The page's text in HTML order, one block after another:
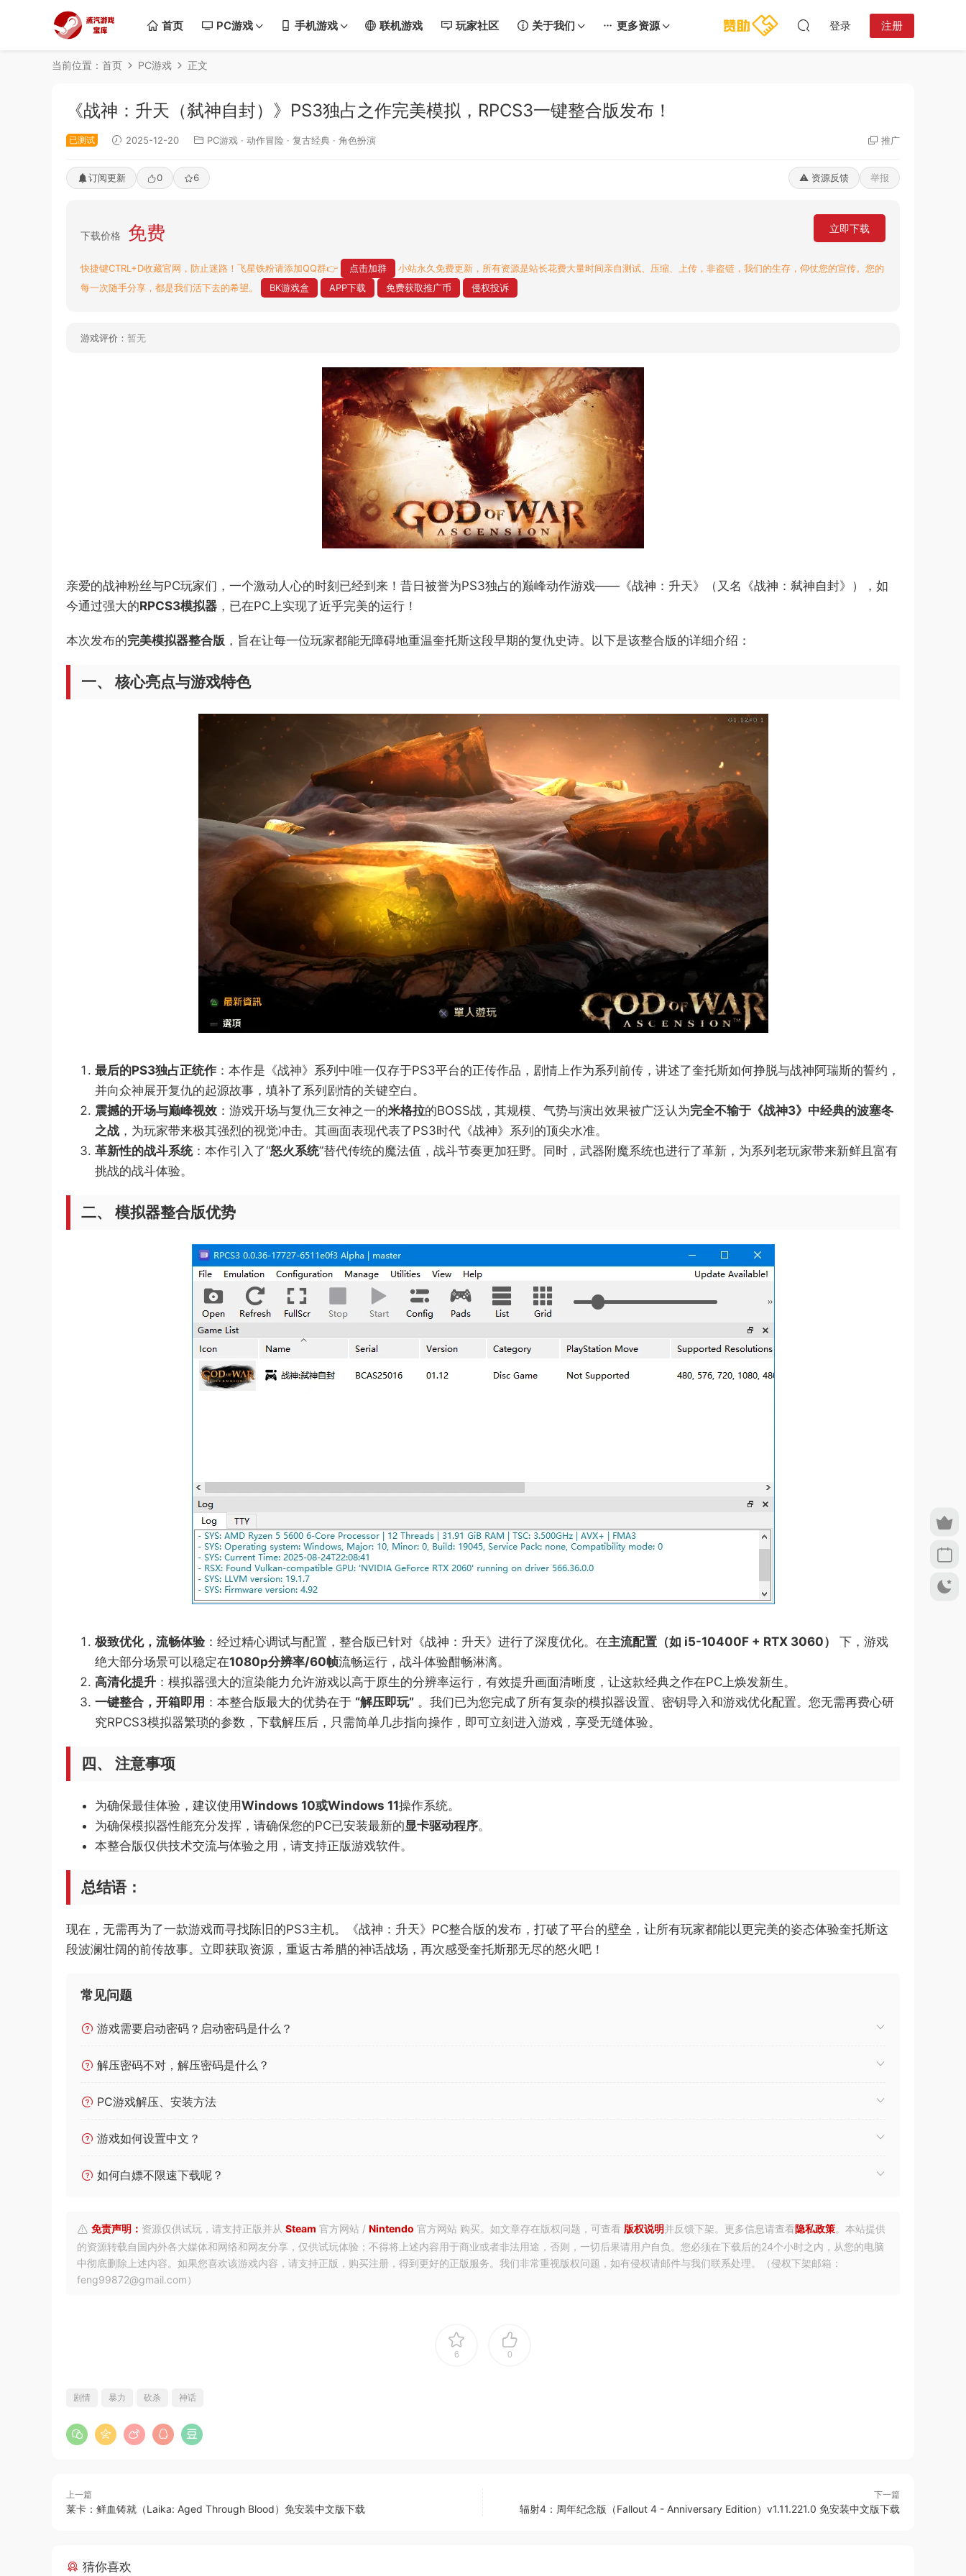
首页 PC游戏 手机游戏 联机游戏 玩家社区 关于我们 更多资源 登录 注册
当前位置： 首页 PC游戏 正文
《战神：升天（弑神自封）》PS3独占之作完美模拟，RPCS3一键整合版发布！​
已测试 2025-12-20 PC游戏 · 动作冒险 · 复古经典 · 角色扮演 推广
订阅更新 0 6 ⚠️ 资源反馈 举报
下载价格 免费 立即下载
快捷键CTRL+D收藏官网，防止迷路！飞星铁粉请添加QQ群👉 点击加群
小站永久免费更新，所有资源是站长花费大量时间亲自测试、压缩、上传，非盗链，我们的生存，仰仗您的宣传。您的
每一次随手分享，都是我们活下去的希望。
BK游戏盒 APP下载 免费获取推广币 侵权投诉
游戏评价： 暂无
亲爱的战神粉丝与PC玩家们，一个激动人心的时刻已经到来！昔日被誉为PS3独占的巅峰动作游戏——《战神：升天》（又名《战神：弑神自封》），如
今通过强大的​​RPCS3模拟器​ ​，已在PC上实现了近乎完美的运行！
本次发布的​​完美模拟器整合版​ ​，旨在让每一位玩家都能无障碍地重温奎托斯这段早期的复仇史诗。以下是该整合版的详细介绍：
​一、 核心亮点与游戏特色​
最后的PS3独占正统作​ ​：本作是《战神》系列中唯一仅存于PS3平台的正传作品，剧情上作为系列前传，讲述了奎托斯如何挣脱与战神阿瑞斯的誓约，
并向众神展开复仇的起源故事，填补了系列剧情的关键空白。
震撼的开场与巅峰视效​ ​：游戏开场与复仇三女神之一的​​米格拉​​的BOSS战，其规模、气势与演出效果被广泛认为​​完全不输于《战神3》中经典的波塞冬
之战​ ​，为玩家带来极其强烈的视觉冲击。其画面表现代表了PS3时代《战神》系列的顶尖水准。
革新性的战斗系统​​：本作引入了“​​怒火系统​​”替代传统的魔法值，战斗节奏更加狂野。同时，武器附魔系统也进行了革新，为系列老玩家带来新鲜且富有
挑战的战斗体验。
​二、 模拟器整合版优势​
极致优化，流畅体验​​：经过精心调试与配置，整合版已针对《战神：升天》进行了深度优化。在​​主流配置（如 i5-10400F + RTX 3060）​
​ 下，游戏
绝大部分场景可以稳定在​​1080p分辨率/60帧​​流畅运行，战斗体验酣畅淋漓。
高清化提升​ ​：模拟器强大的渲染能力允许游戏以高于原生的分辨率运行，有效提升画面清晰度，让这款经典之作在PC上焕发新生。
一键整合，开箱即用​ ​：本整合版最大的优势在于 ​ ​“解压即玩”​ ​ 。我们已为您完成了所有复杂的模拟器设置、密钥导入和游戏优化配置。您无需再费心研
究RPCS3模拟器繁琐的参数，下载解压后，只需简单几步指向操作，即可立刻进入游戏，享受无缝体验。
​四、 注意事项​
为确保最佳体验，建议使用​​Windows 10或Windows 11​​操作系统。
为确保模拟器性能充分发挥，请确保您的PC已安装最新的​​显卡驱动程序​​。
本整合版仅供技术交流与体验之用，请支持正版游戏软件。
​总结语：​
现在，无需再为了一款游戏而寻找陈旧的PS3主机。《战神：升天》PC整合版的发布，打破了平台的壁垒，让所有玩家都能以更完美的姿态体验奎托斯这
段波澜壮阔的前传故事。立即获取资源，重返古希腊的神话战场，再次感受奎托斯那无尽的怒火吧！
常见问题
游戏需要启动密码？启动密码是什么？
解压密码不对，解压密码是什么？
PC游戏解压、安装方法
游戏如何设置中文？
如何白嫖不限速下载呢？
免责声明： 资源仅供试玩，请支持正版并从 Steam 官方网站 / Nintendo 官方网站 购买。如文章存在版权问题，可查看 版权说明并反馈下架。更多信息请查看隐私政策。本站提供
的资源转载自国内外各大媒体和网络和网友分享，仅供试玩体验；不得将上述内容用于商业或者非法用途，否则，一切后果请用户自负。您必须在下载后的24个小时之内，从您的电脑
中彻底删除上述内容。如果您喜欢该游戏内容，请支持正版，购买注册，得到更好的正版服务。我们非常重视版权问题，如有侵权请邮件与我们联系处理。（侵权下架邮箱：
feng99872@gmail.com）
6 0
剧情 暴力 砍杀 神话
上一篇
莱卡：鲜血铸就（Laika: Aged Through Blood）免安装中文版下载
下一篇
辐射4：周年纪念版（Fallout 4 - Anniversary Edition）v1.11.221.0 免安装中文版下载
猜你喜欢